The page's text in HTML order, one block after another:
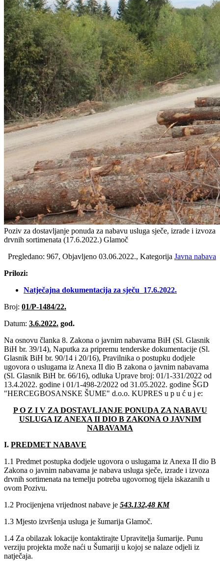
Poziv za dostavljanje ponuda za nabavu usluga sječe, izrade i izvoza
drvnih sortimenata (17.6.2022‎.) Glamoč
Pregledano: 967, Objavljeno 03.06.2022., Kategorija Javna nabava
Prilozi:
Natječajna dokumentacija za sječu_17.6.2022‎.
Broj: 01/P-1484/22.
Datum: 3.6.2022. god.
Na osnovu članka 8. Zakona o javnim nabavama BiH (Sl. Glasnik
BiH br. 39/14), Naputka za pripremu tenderske dokumentacije (Sl.
Glasnik BiH br. 90/14 i 20/16), Pravilnika o postupku dodjele
ugovora o uslugama iz Anexa II dio B zakona o javnim nabavama
(Sl. Glasnik BiH br. 66/16), odluka Uprave broj: 01/1-331/2022 od
13.4.2022. godine i 01/1-498-2/2022 od 31.05.2022. godine ŠGD
"HERCEGBOSANSKE ŠUME" d.o.o. KUPRES u p u ć u j e:
P O Z I V ZA DOSTAVLJANJE PONUDA ZA NABAVU
USLUGA IZ ANEXA II DIO B ZAKONA O JAVNIM
NABAVAMA
I. PREDMET NABAVE
1.1 Predmet postupka dodjele ugovora o uslugama iz Anexa II dio B
Zakona o javnim nabavama je nabava usluga sječe, izrade i izvoza
drvnih sortimenata na temelju potreba ugovornog tijela iskazanih u
ovom Pozivu.
1.2 Procijenjena vrijednost nabave je 543.132,48 KM
1.3 Mjesto izvršenja usluga je šumarija Glamoč.
1.4 Za obilazak lokacije kontaktirajte Upravitelja šumarije. Punu
verziju projekta može naći u Šumariji u kojoj se nalaze odjeli iz
natječaja.